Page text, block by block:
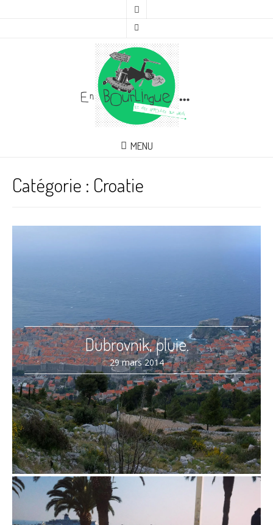
MENU
Catégorie : Croatie
Dubrovnik, pluie.
29 mars 2014